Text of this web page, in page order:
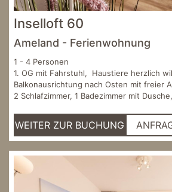
Inselloft 60
Ameland - Ferienwohnung
1 - 4 Personen
1. OG mit Fahrstuhl, Haustiere herzlich
Balkonausrichtung nach Osten mit freier
2 Schlafzimmer, 1 Badezimmer mit
WEITER ZUR BUCHUNG